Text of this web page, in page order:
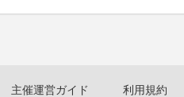
主催運営ガイド 利用規約